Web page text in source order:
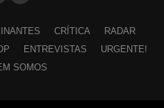
CRÍTICA
RADAR
ENTREVISTAS
URGENTE!
SOMOS